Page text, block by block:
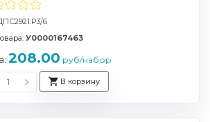
6
У0000167463
208.00 руб/набор
В корзину